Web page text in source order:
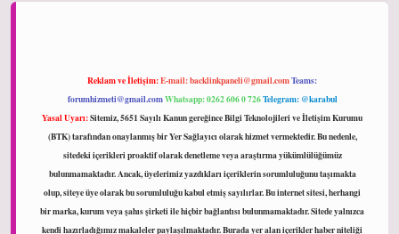
Reklam ve İletişim:E-mail:backlinkpaneli@gmail.comTeams:
forumhizmeti@gmail.comWhatsapp: 0262 606 0 726Telegram: @karabul
Yasal Uyarı:Sitemiz, 5651 Sayılı Kanun gereğince Bilgi Teknolojileri ve İletişim Kurumu
(BTK) tarafından onaylanmış bir Yer Sağlayıcı olarak hizmet vermektedir. Bu nedenle,
sitedeki içerikleri proaktif olarak denetleme veya araştırma yükümlülüğümüz
bulunmamaktadır. Ancak, üyelerimiz yazdıkları içeriklerin sorumluluğunu taşımakta
olup, siteye üye olarak bu sorumluluğu kabul etmiş sayılırlar. Bu internet sitesi, herhangi
bir marka, kurum veya şahıs şirketi ile hiçbir bağlantısı bulunmamaktadır. Sitede yalnızca
kendi hazırladığımız makaleler paylaşılmaktadır. Burada yer alan içerikler haber niteliği